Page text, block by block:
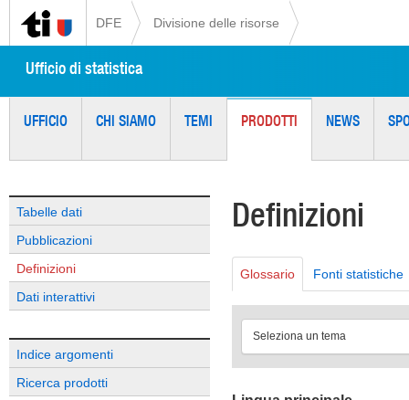
DFE Divisione delle risorse
Ufficio di statistica
UFFICIO CHI SIAMO TEMI PRODOTTI NEWS
Tabelle dati
Pubblicazioni
Definizioni
Dati interattivi
Indice argomenti
Ricerca prodotti
Definizioni
Glossario Fonti statistiche
Seleziona un tema